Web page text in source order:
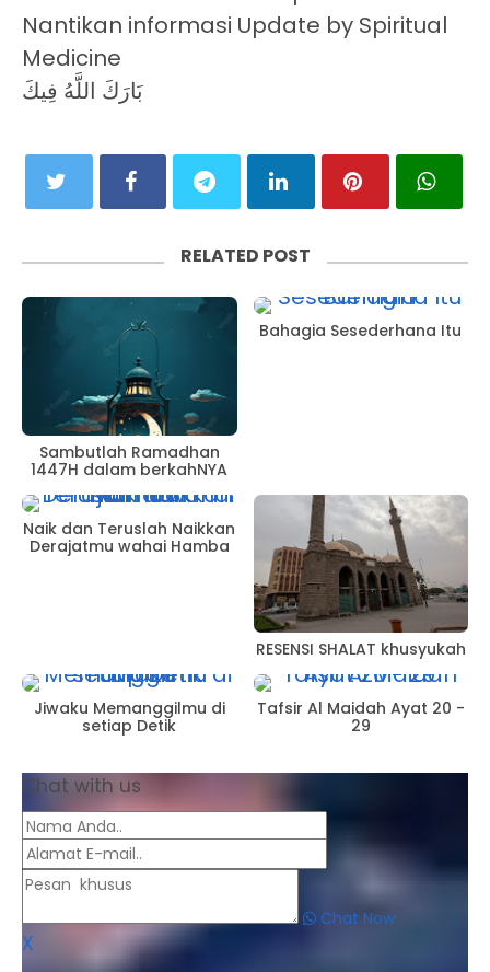
Nantikan informasi Update by Spiritual
Medicine
بَارَكَ اللَّهُ فِيكَ
RELATED POST
Sambutlah Ramadhan
1447H dalam berkahNYA
Bahagia Sesederhana Itu
Naik dan Teruslah Naikkan
Derajatmu wahai Hamba
RESENSI SHALAT khusyukah
Jiwaku Memanggilmu di
setiap Detik
Tafsir Al Maidah Ayat 20 -
29
Chat with us
Chat Now
X